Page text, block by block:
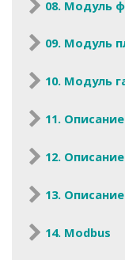
08. Модуль
09. Модуль
10. Модуль
11.
12.
13.
14. Modbus